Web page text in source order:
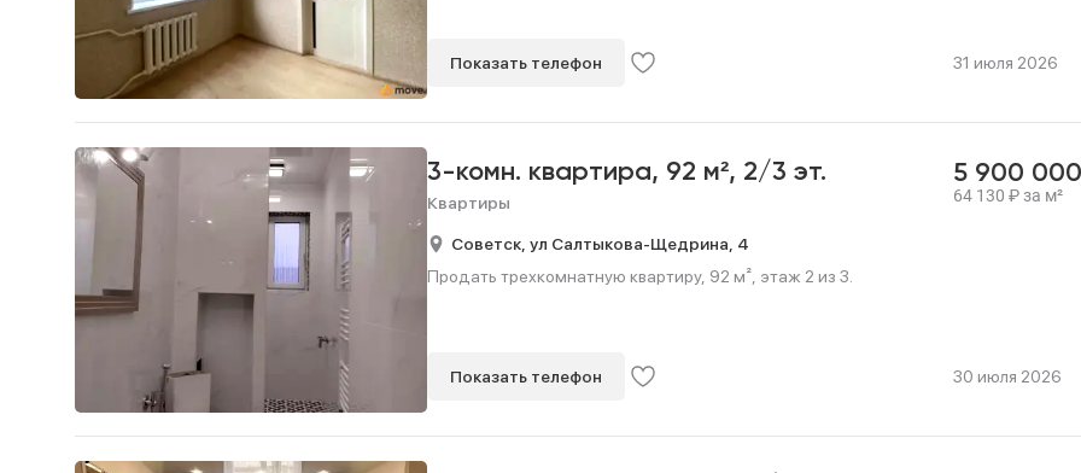
Показать телефон 31 июля 2026
3-комн. квартира, 92 м², 2/3 эт.
Квартиры
5 900
64 130 ₽за м²
Советск, ул Салтыкова-Щедрина, 4
Продать трехкомнатную квартиру, 92 м², этаж 2 из 3.
Показать телефон 30 июля 2026